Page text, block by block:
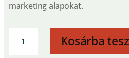
marketing alapokat.
Kosárba